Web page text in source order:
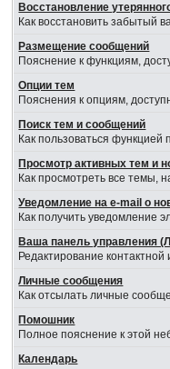
Восстановление
Как восстановить забытый
Размещение сообщений
Пояснение к функциям,
Опции тем
Пояснения к опциям,
Поиск тем и сообщений
Как пользоваться функцией
Просмотр активных тем и
Как просмотреть все темы,
Уведомление на е-mail о
Как получить уведомление
Ваша панель управления
Редактирование
Личные сообщения
Как отсылать личные
Помошник
Полное пояснение к этой
Календарь